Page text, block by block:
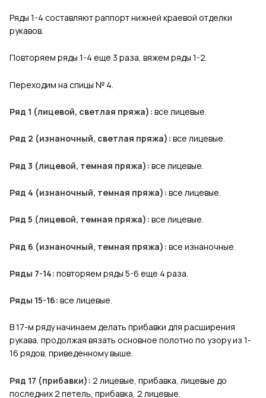
Ряды 1-4 составляют раппорт нижней краевой отделки
рукавов.
Повторяем ряды 1-4 еще 3 раза, вяжем ряды 1-2.
Переходим на спицы № 4.
Ряд 1 (лицевой, светлая пряжа): все лицевые.
Ряд 2 (изнаночный, светлая пряжа): все лицевые.
Ряд 3 (лицевой, темная пряжа): все лицевые.
Ряд 4 (изнаночный, темная пряжа): все лицевые.
Ряд 5 (лицевой, темная пряжа): все лицевые.
Ряд 6 (изнаночный, темная пряжа): все изнаночные.
Ряды 7-14: повторяем ряды 5-6 еще 4 раза.
Ряды 15-16: все лицевые.
В 17-м ряду начинаем делать прибавки для расширения
рукава, продолжая вязать основное полотно по узору из 1-
16 рядов, приведенному выше.
Ряд 17 (прибавки): 2 лицевые, прибавка, лицевые до
последних 2 петель, прибавка, 2 лицевые.